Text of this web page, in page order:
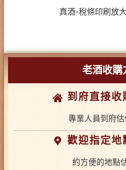
真酒-稅條印刷放
老酒收購
到府直接收
專業人員到府
歡迎指定地
約方便的地點